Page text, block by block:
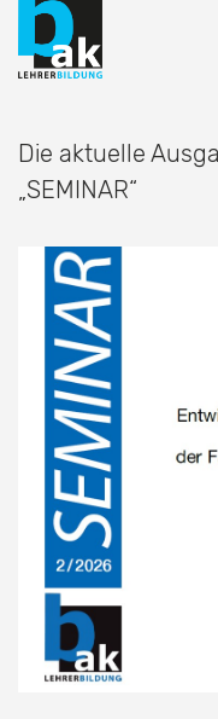
Die aktuelle
„SEMINAR“